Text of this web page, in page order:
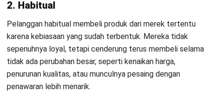
Contoh Brand Loyalty yang Sukses di
Indonesia
Indomie merupakan salah satu contoh brand loyalty yang
sukses di Indonesia. Produk ini tidak hanya memenuhi
kebutuhan konsumen akan makanan praktis tetapi juga
berhasil menciptakan pengalaman rasa yang melekat di hati